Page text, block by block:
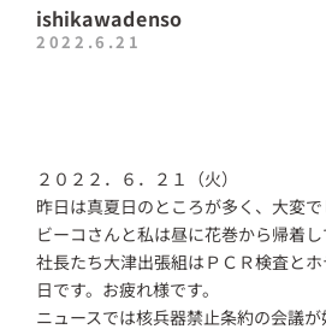
ishikawadenso
2022.6.21
２０２２．６．２１（火）
昨日は真夏日のところが多く、大変で
ビーコさんと私は昼に花巻から帰着し
社長たち大津出張組はＰＣＲ検査と
日です。お疲れ様です。
ニュースでは核兵器禁止条約の会議